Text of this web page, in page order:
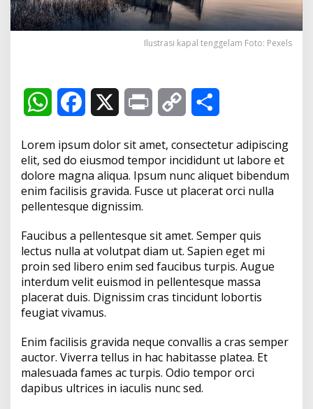
r
a
n
g
l
m
d
P
a
n
a
K
u
b
a
r
a
n
g
T
Ilustrasi kapal tenggelam Foto: Pexels
W
a
t
s
A
p
p
c
e
b
o
o
k
i
n
p
y
i
n
k
a
r
Lorem ipsum dolor sit amet, consectetur adipiscing
elit, sed do eiusmod tempor incididunt ut labore et
dolore magna aliqua. Ipsum nunc aliquet bibendum
enim facilisis gravida. Fusce ut placerat orci nulla
pellentesque dignissim.
Faucibus a pellentesque sit amet. Semper quis
lectus nulla at volutpat diam ut. Sapien eget mi
proin sed libero enim sed faucibus turpis. Augue
interdum velit euismod in pellentesque massa
placerat duis. Dignissim cras tincidunt lobortis
feugiat vivamus.
Enim facilisis gravida neque convallis a cras semper
auctor. Viverra tellus in hac habitasse platea. Et
malesuada fames ac turpis. Odio tempor orci
dapibus ultrices in iaculis nunc sed.